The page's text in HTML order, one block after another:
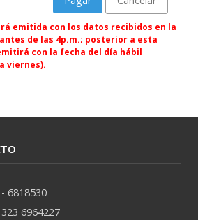
emitida con los datos recibidos en la
de las 4p.m.; posterior a esta
con la fecha del día hábil
viernes).
6818530
6964227